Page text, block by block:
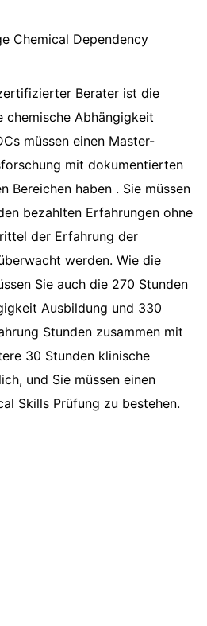
Chemical Dependency
Berater ist die
chemische Abhängigkeit
müssen einen Master-
mit dokumentierten
Bereichen haben . Sie müssen
bezahlten Erfahrungen ohne
der Erfahrung der
werden. Wie die
Sie auch die 270 Stunden
Ausbildung und 330
Stunden zusammen mit
30 Stunden klinische
und Sie müssen einen
Skills Prüfung zu bestehen.